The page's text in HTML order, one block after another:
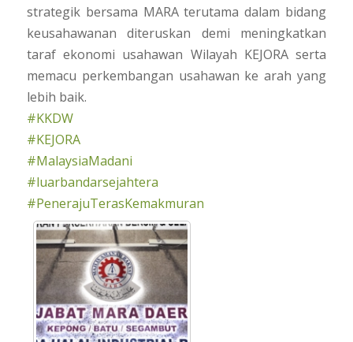
strategik bersama MARA terutama dalam bidang
keusahawanan diteruskan demi meningkatkan
taraf ekonomi usahawan Wilayah KEJORA serta
memacu perkembangan usahawan ke arah yang
lebih baik.
#KKDW
#KEJORA
#MalaysiaMadani
#luarbandarsejahtera
#PenerajuTerasKemakmuran